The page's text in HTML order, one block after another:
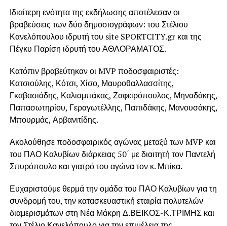
Ιδιαίτερη ενότητα της εκδήλωσης αποτέλεσαν οι
βραβεύσεις των δύο δημοσιογράφων: του Στέλιου
Κανελόπουλου ιδρυτή του site SPORTCITY.gr και της
Πέγκυ Παρίση ιδρυτή του ΑΘΛΟΡΑΜΑΤΟΣ.
Κατόπιν βραβεύτηκαν οι MVP ποδοσφαιριστές:
Κατσιούλης, Κότσι, Χίσο, Μαυροθαλλασσίτης,
Γκαβασιάδης, Καλιαμπάκας, Ζαφειρόπουλος, Μηναδάκης,
Παπασωτηρίου, Γεραγωτέλλης, Παπιδάκης, Μανουσάκης,
Μπουρμάς, Αρβανιτίδης.
Ακολούθησε ποδοσφαιρικός αγώνας μεταξύ των MVP και
του ΠΑΟ Καλυβίων διάρκειας 50΄ με διαιτητή τον Παντελή
Σπυρόπουλο και γιατρό του αγώνα τον κ. Μπίκα.
Ευχαριστούμε θερμά την ομάδα του ΠΑΟ Καλυβίων για τη
συνδρομή του, την κατασκευαστική εταιρία πολυτελών
διαμερισμάτων στη Νέα Μάκρη Δ.ΒΕΙΚΟΣ-Κ.ΤΡΙΜΗΣ και